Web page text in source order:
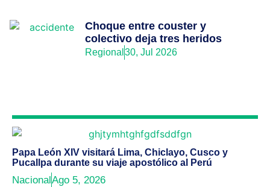
Choque entre couster y
colectivo deja tres heridos
Regional 30, Jul 2026
Papa León XIV visitará Lima, Chiclayo, Cusco y
Pucallpa durante su viaje apostólico al Perú
Nacional Ago 5, 2026